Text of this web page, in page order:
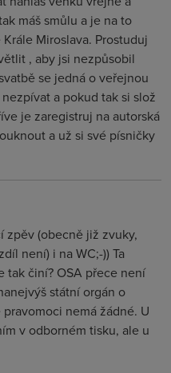
máš smůlu a je na to
Miroslava. Prostuduj
, aby jsi nezpůsobil
se jedná o veřejnou
a pokud tak si slož
je zaregistruj na autorská
a už si své písničky
(obecně již zvuky,
není) i na WC;-)) Ta
tak činí? OSA přece není
státní orgán o
nemá žádné. U
v odborném tisku, ale u